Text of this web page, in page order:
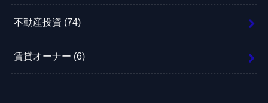
不動産投資 (74)
賃貸オーナー (6)